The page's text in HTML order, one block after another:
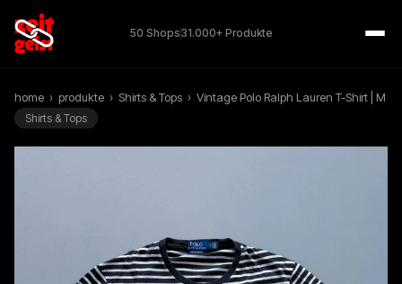
50 Shops31.000+ Produkte
home › produkte › Shirts & Tops › Vintage Polo Ralph Lauren T-Shirt | M
Shirts & Tops